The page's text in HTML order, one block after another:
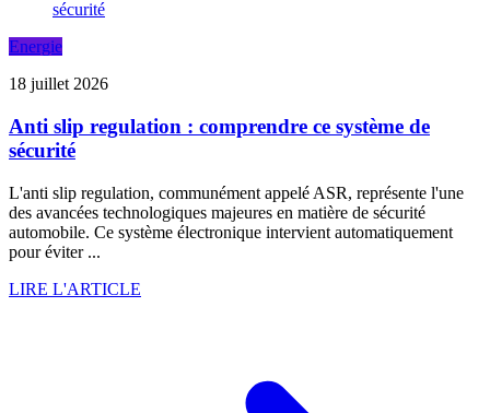
Energie
18 juillet 2026
Anti slip regulation : comprendre ce système de
sécurité
L'anti slip regulation, communément appelé ASR, représente l'une
des avancées technologiques majeures en matière de sécurité
automobile. Ce système électronique intervient automatiquement
pour éviter ...
LIRE L'ARTICLE